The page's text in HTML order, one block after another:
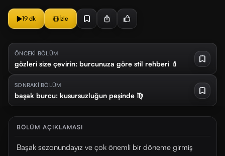
19 dk İzle
ÖNCEKİ BÖLÜM
gözleri size çevirin: burcunuza göre stil rehberi 💄
SONRAKİ BÖLÜM
başak burcu: kusursuzluğun peşinde ♍
BÖLÜM AÇIKLAMASI
Başak sezonundayız ve çok önemli bir döneme girmiş